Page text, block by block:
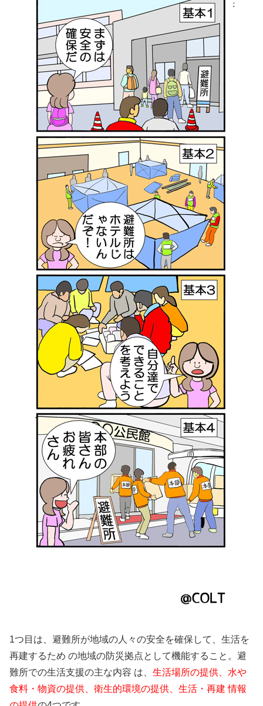
1つ目は、避難所が地域の人々の安全を確保して、生活を
再建するため の地域の防災拠点として機能すること。避
難所での生活支援の主な内容 は、 生活場所の提供、水や
食料・物資の提供、衛生的環境の提供、生活・再建 情報